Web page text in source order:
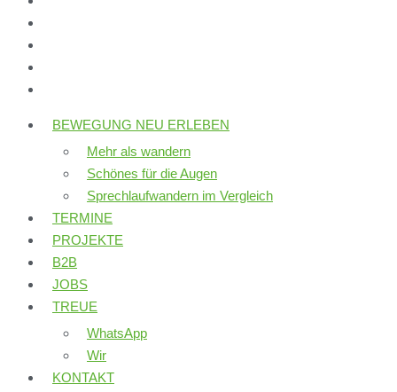
BEWEGUNG NEU ERLEBEN
Mehr als wandern
Schönes für die Augen
Sprechlaufwandern im Vergleich
TERMINE
PROJEKTE
B2B
JOBS
TREUE
WhatsApp
Wir
KONTAKT